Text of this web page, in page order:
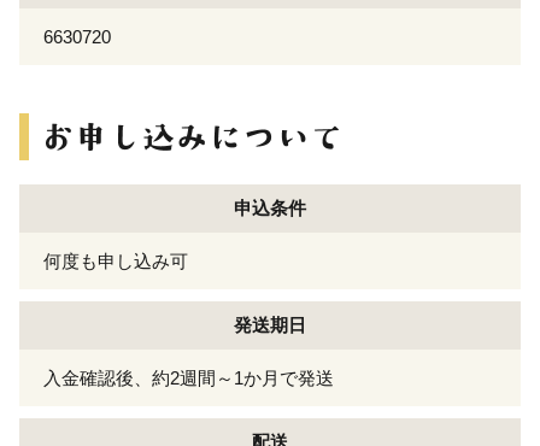
6630720
申込条件
何度も申し込み可
発送期日
入金確認後、約2週間～1か月で発送
配送